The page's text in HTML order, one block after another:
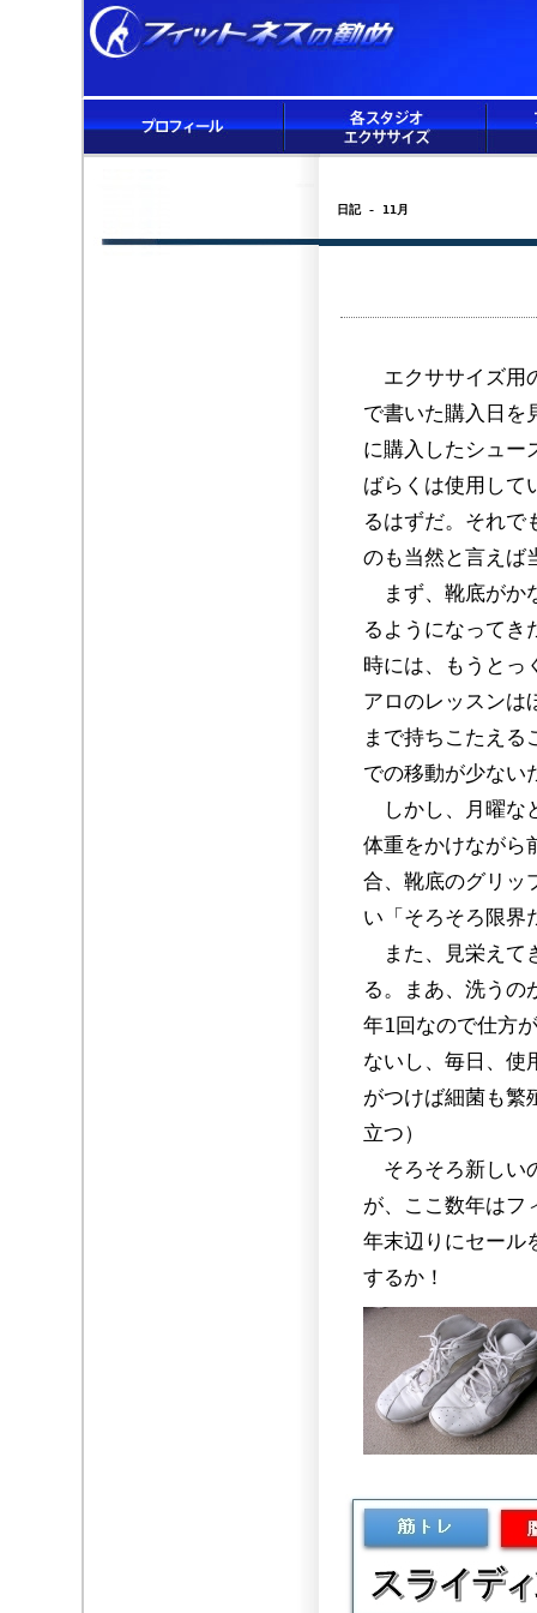
日記 - 11月
エクササイズ用
で書いた購入日
に購入したシュー
ばらくは使用して
るはずだ。それで
のも当然と言えば
まず、靴底がか
るようになってき
時には、もうとっ
アロのレッスンは
まで持ちこたえる
での移動が少な
しかし、月曜な
体重をかけながら
合、靴底のグリッ
い「そろそろ限界
また、見栄えて
る。まあ、洗うの
年1回なので仕方
ないし、毎日、使
がつけば細菌も繁
立つ）
そろそろ新しい
が、ここ数年はフ
年末辺りにセール
するか！